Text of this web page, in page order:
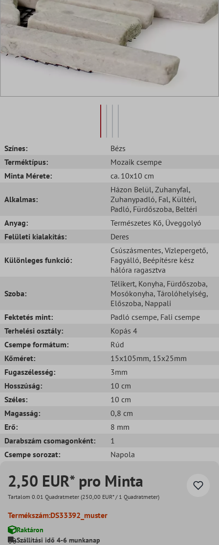
Színes:
Bézs
Terméktípus:
Mozaik csempe
Minta Mérete:
ca. 10x10 cm
Alkalmas:
Házon Belül, Zuhanyfal,
Zuhanypadló, Fal, Kültéri,
Padló, Fürdőszoba, Beltéri
Anyag:
Természetes Kő, Üveggolyó
Felületi kialakítás:
Deres
Különleges funkció:
Csúszásmentes, Vízlepergető,
Fagyálló, Beépítésre kész
hálóra ragasztva
Szoba:
Télikert, Konyha, Fürdőszoba,
Mosókonyha, Tárolóhelyiség,
Előszoba, Nappali
Fektetés mint:
Padló csempe, Fali csempe
Terhelési osztály:
Kopás 4
Csempe formátum:
Rúd
Kőméret:
15x105mm, 15x25mm
Fugaszélesség:
3mm
Hosszúság:
10 cm
Széles:
10 cm
Magasság:
0,8 cm
Erő:
8 mm
Darabszám csomagonként:
1
Csempe sorozat:
Napola
2,50 EUR* pro Minta
Tartalom 0.01 Quadratmeter (250,00 EUR* / 1 Quadratmeter)
Termékszám:DS33392_muster
Raktáron
Szállítási idő 4-6 munkanap